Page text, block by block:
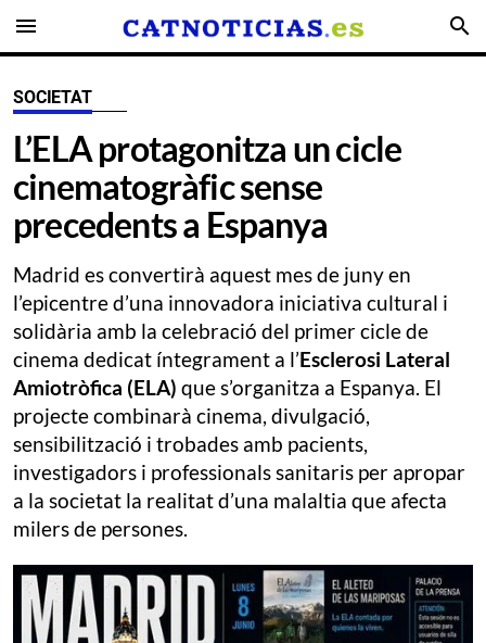
menu search
SOCIETAT
L’ELA protagonitza un cicle
cinematogràfic sense
precedents a Espanya
Madrid es convertirà aquest mes de juny en
l’epicentre d’una innovadora iniciativa cultural i
solidària amb la celebració del primer cicle de
cinema dedicat íntegrament a l’Esclerosi Lateral
Amiotròfica (ELA) que s’organitza a Espanya. El
projecte combinarà cinema, divulgació,
sensibilització i trobades amb pacients,
investigadors i professionals sanitaris per apropar
a la societat la realitat d’una malaltia que afecta
milers de persones.